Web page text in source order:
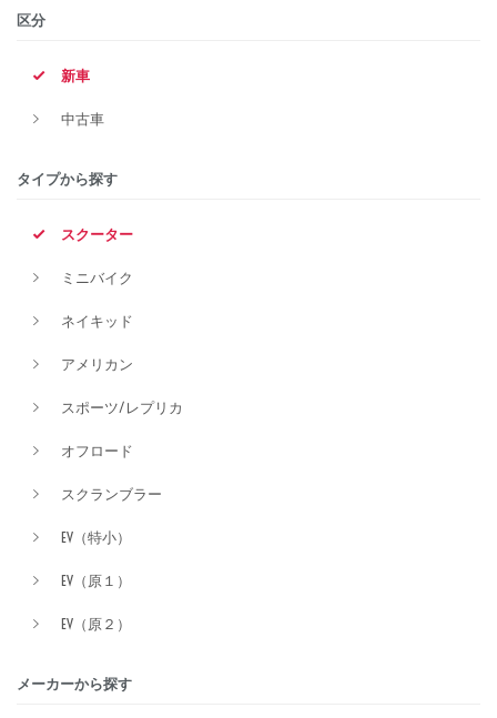
区分
新車
中古車
タイプから探す
スクーター
ミニバイク
ネイキッド
アメリカン
スポーツ/レプリカ
オフロード
スクランブラー
EV（特小）
EV（原１）
EV（原２）
メーカーから探す
タイプ
価格